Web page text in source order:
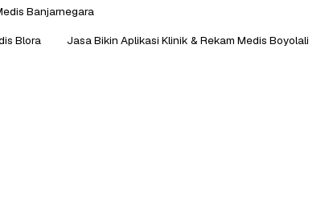
Banjarnegara
Blora
Jasa Bikin Aplikasi Klinik & Rekam Medis Boyolali